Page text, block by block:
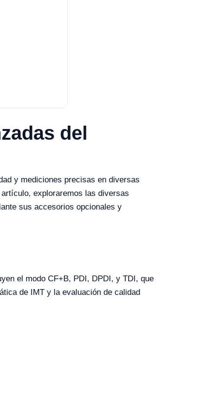
del
y mediciones precisas en diversas
exploraremos las diversas
sus accesorios opcionales y
el modo CF+B, PDI, DPDI, y TDI, que
de IMT y la evaluación de calidad